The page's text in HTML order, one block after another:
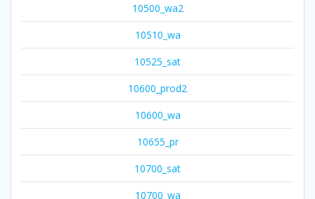
10500_wa2
10510_wa
10525_sat
10600_prod2
10600_wa
10655_pr
10700_sat
10700_wa